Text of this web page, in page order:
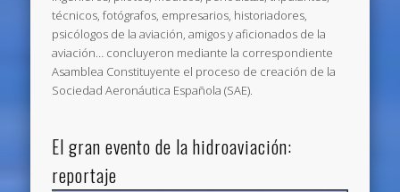
técnicos, fotógrafos, empresarios, historiadores,
psicólogos de la aviación, amigos y aficionados de la
aviación… concluyeron mediante la correspondiente
Asamblea Constituyente el proceso de creación de la
Sociedad Aeronáutica Española (SAE).
El gran evento de la hidroaviación:
reportaje